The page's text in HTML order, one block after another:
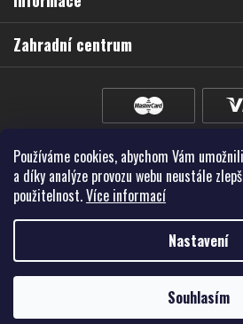
Používáme cookies, abychom Vám
a díky analýze provozu webu neustále
použitelnost.Více informací
Nastavení
Souhlasím
Zahradní centrum
Vytvořil Shoptet
Copyright 2026Školky - Montano, spol. s r.o.